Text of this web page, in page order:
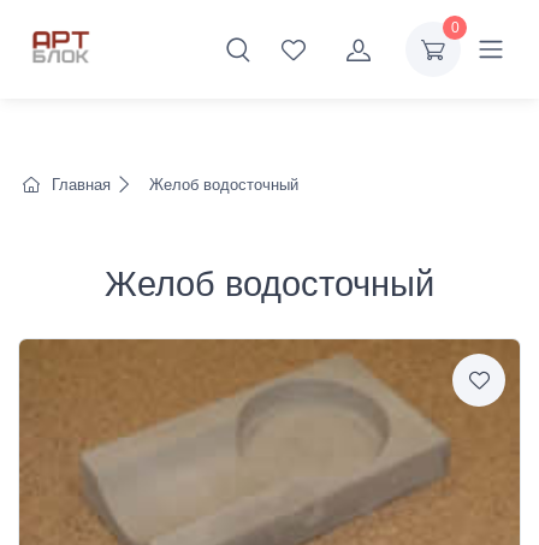
0
Главная Желоб водосточный
Желоб водосточный